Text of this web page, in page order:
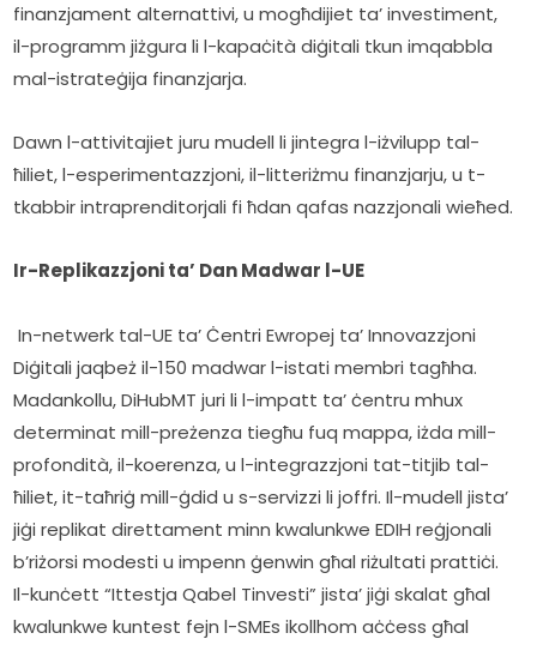
finanzjament alternattivi, u mogħdijiet ta’ investiment,
il-programm jiżgura li l-kapaċità diġitali tkun imqabbla
mal-istrateġija finanzjarja.
Dawn l-attivitajiet juru mudell li jintegra l-iżvilupp tal-
ħiliet, l-esperimentazzjoni, il-litteriżmu finanzjarju, u t-
tkabbir intraprenditorjali fi ħdan qafas nazzjonali wieħed.
Ir-Replikazzjoni ta’ Dan Madwar l-UE
In-netwerk tal-UE ta’ Ċentri Ewropej ta’ Innovazzjoni
Diġitali jaqbeż il-150 madwar l-istati membri tagħha.
Madankollu, DiHubMT juri li l-impatt ta’ ċentru mhux
determinat mill-preżenza tiegħu fuq mappa, iżda mill-
profondità, il-koerenza, u l-integrazzjoni tat-titjib tal-
ħiliet, it-taħriġ mill-ġdid u s-servizzi li joffri. Il-mudell jista’
jiġi replikat direttament minn kwalunkwe EDIH reġjonali
b’riżorsi modesti u impenn ġenwin għal riżultati prattiċi.
Il-kunċett “Ittestja Qabel Tinvesti” jista’ jiġi skalat għal
kwalunkwe kuntest fejn l-SMEs ikollhom aċċess għal